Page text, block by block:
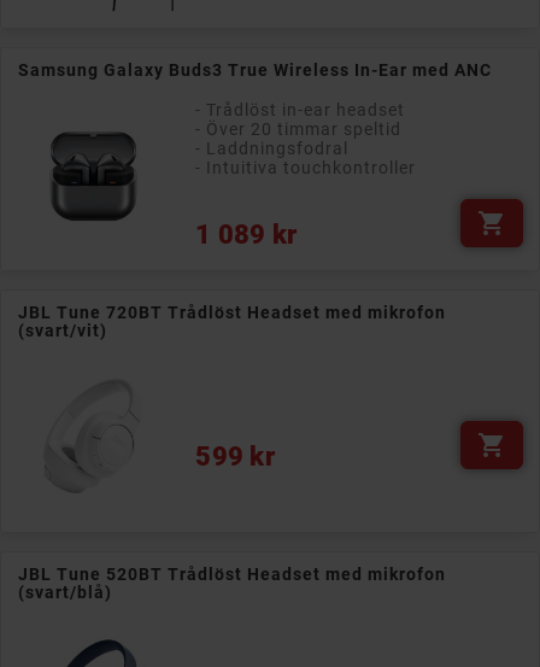
Samsung Galaxy Buds3 True Wireless In-Ear med ANC
- Trådlöst in-ear headset
- Över 20 timmar speltid
- Laddningsfodral
- Intuitiva touchkontroller
1 089 kr
Pris 
JBL Tune 720BT Trådlöst Headset med mikrofon
(svart/vit)
599 kr
Pris 
JBL Tune 520BT Trådlöst Headset med mikrofon
(svart/blå)